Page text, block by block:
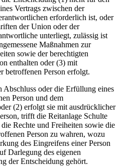
Vertrags zwischen der
erforderlich ist, oder
der Union oder der
unterliegt, zulässig ist
Maßnahmen zur
sowie der berechtigten
enthalten oder (3) mit
betroffenen Person erfolgt.
Abschluss oder die Erfüllung eines
Person und dem
(2) erfolgt sie mit ausdrücklicher
trifft die Reitanlage Schulte
Rechte und Freiheiten sowie die
Person zu wahren, wozu
des Eingreifens einer Person
Darlegung des eigenen
der Entscheidung gehört.